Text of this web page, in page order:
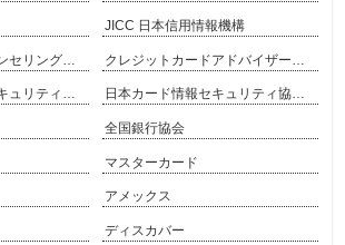
JICC 日本信用情報機構
日本ネットワークセキュリティ協会 日本カード情報セキュリティ協議会
全国銀行協会
マスターカード
アメックス
ディスカバー